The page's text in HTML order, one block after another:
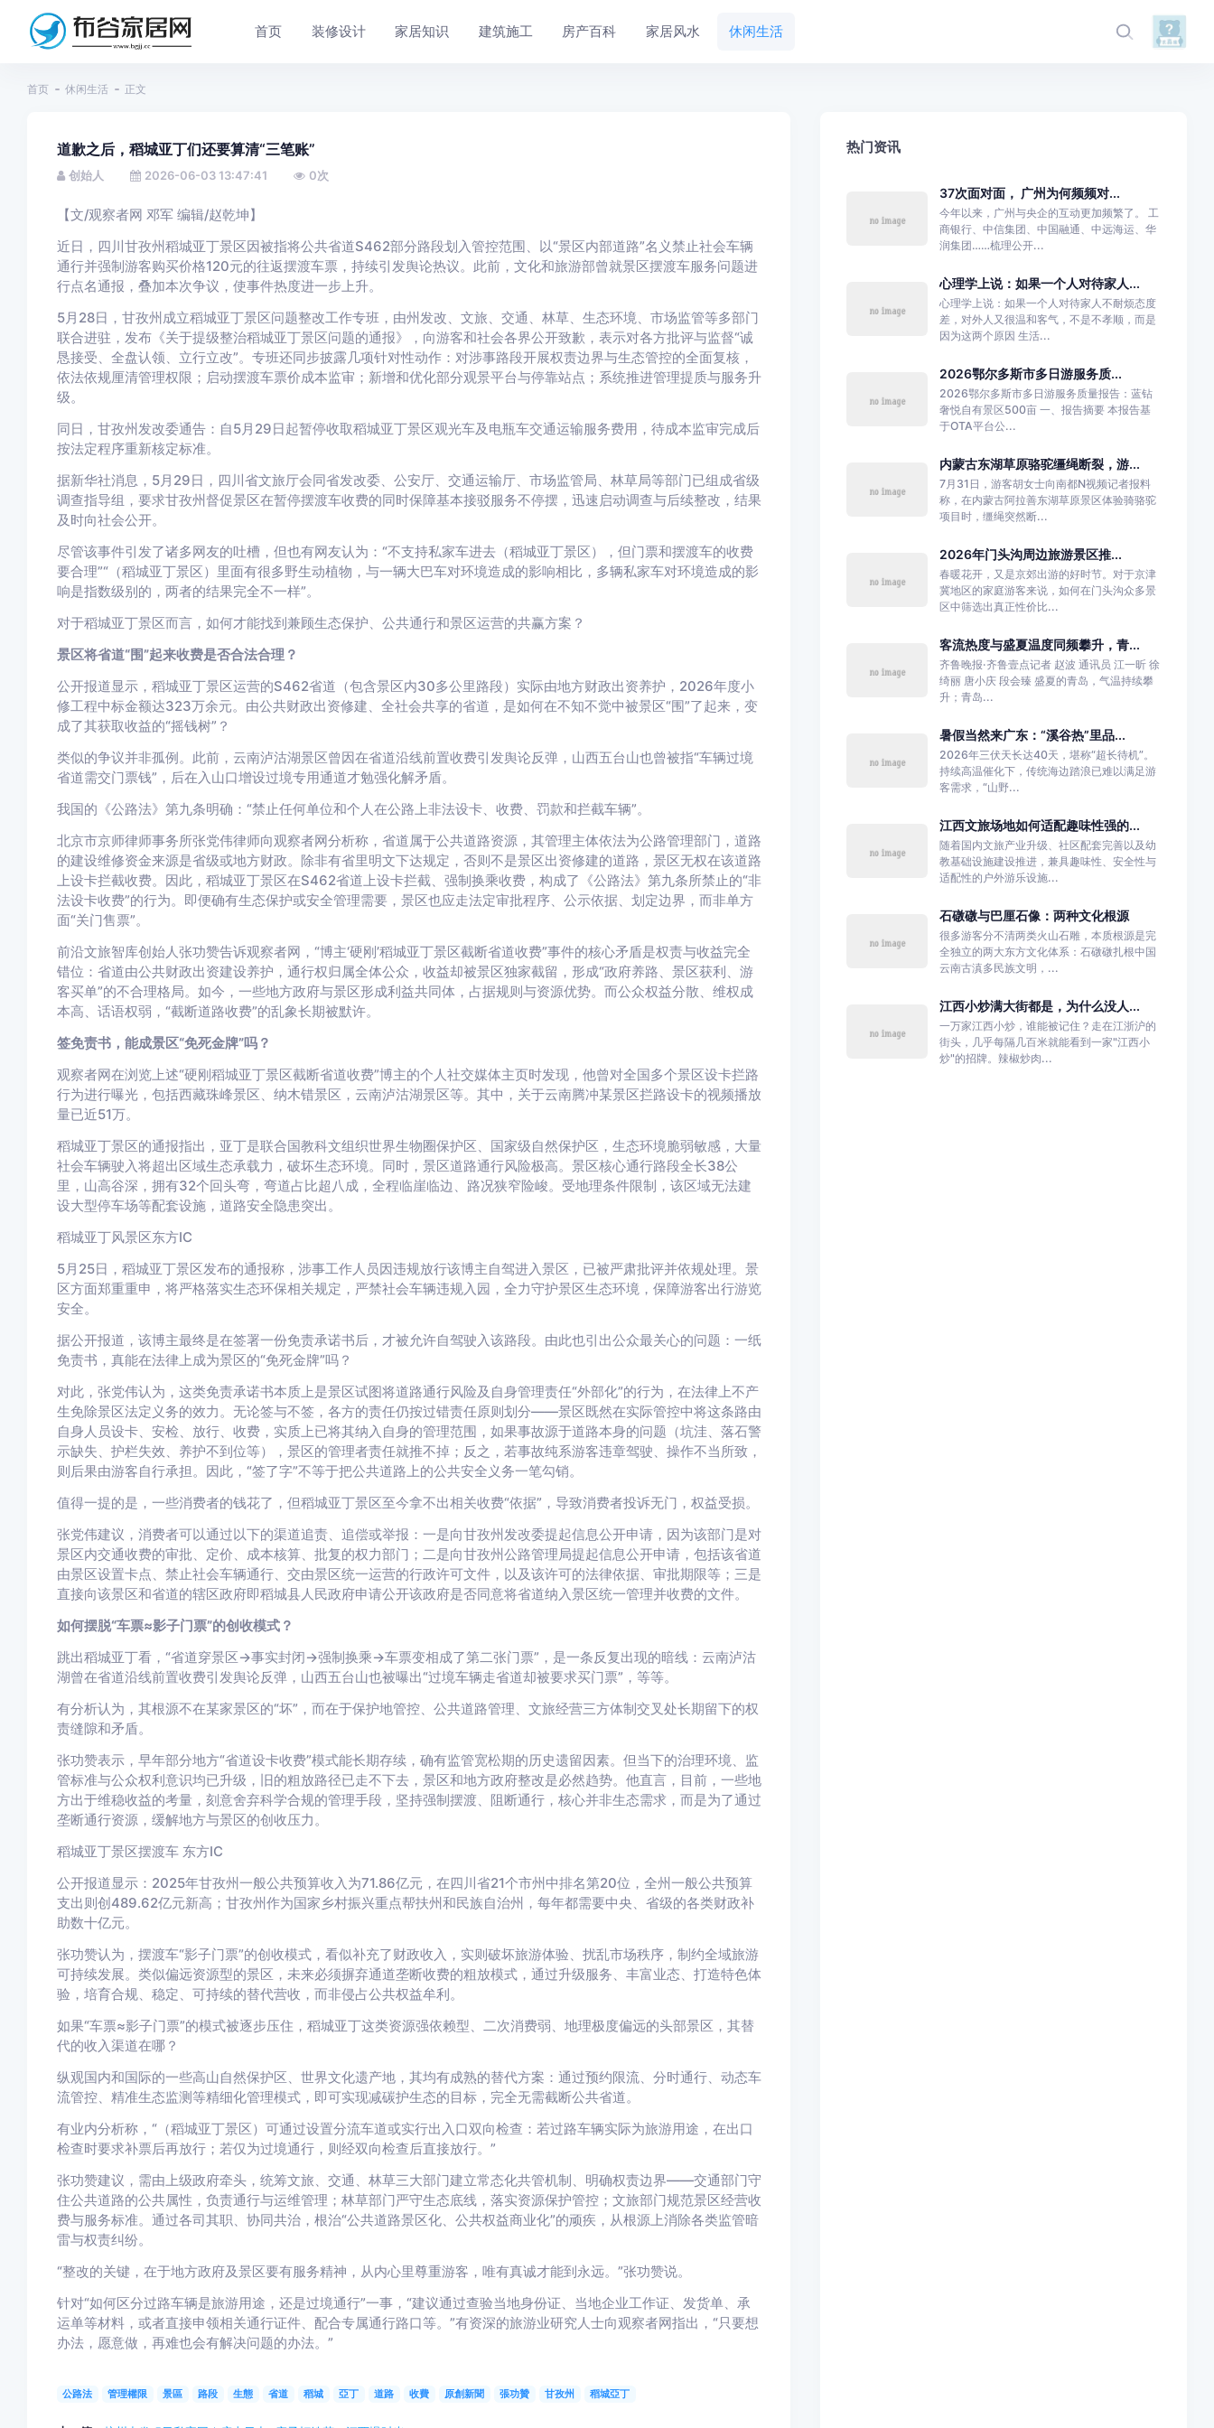
首页 装修设计 家居知识 建筑施工 房产百科 家居风水 休闲生活
首页 休闲生活 正文
道歉之后，稻城亚丁们还要算清“三笔账”
创始人 2026-06-03 13:47:41 0次
【文/观察者网 邓军 编辑/赵乾坤】
近日，四川甘孜州稻城亚丁景区因被指将公共省道S462部分路段划入管控范围、以“景区内部道路”名义禁止社会车辆
通行并强制游客购买价格120元的往返摆渡车票，持续引发舆论热议。此前，文化和旅游部曾就景区摆渡车服务问题进
行点名通报，叠加本次争议，使事件热度进一步上升。
5月28日，甘孜州成立稻城亚丁景区问题整改工作专班，由州发改、文旅、交通、林草、生态环境、市场监管等多部门
联合进驻，发布《关于提级整治稻城亚丁景区问题的通报》，向游客和社会各界公开致歉，表示对各方批评与监督“诚
恳接受、全盘认领、立行立改”。专班还同步披露几项针对性动作：对涉事路段开展权责边界与生态管控的全面复核，
依法依规厘清管理权限；启动摆渡车票价成本监审；新增和优化部分观景平台与停靠站点；系统推进管理提质与服务升
级。
同日，甘孜州发改委通告：自5月29日起暂停收取稻城亚丁景区观光车及电瓶车交通运输服务费用，待成本监审完成后
按法定程序重新核定标准。
据新华社消息，5月29日，四川省文旅厅会同省发改委、公安厅、交通运输厅、市场监管局、林草局等部门已组成省级
调查指导组，要求甘孜州督促景区在暂停摆渡车收费的同时保障基本接驳服务不停摆，迅速启动调查与后续整改，结果
及时向社会公开。
尽管该事件引发了诸多网友的吐槽，但也有网友认为：“不支持私家车进去（稻城亚丁景区），但门票和摆渡车的收费
要合理”“（稻城亚丁景区）里面有很多野生动植物，与一辆大巴车对环境造成的影响相比，多辆私家车对环境造成的影
响是指数级别的，两者的结果完全不一样”。
对于稻城亚丁景区而言，如何才能找到兼顾生态保护、公共通行和景区运营的共赢方案？
景区将省道“围”起来收费是否合法合理？
公开报道显示，稻城亚丁景区运营的S462省道（包含景区内30多公里路段）实际由地方财政出资养护，2026年度小
修工程中标金额达323万余元。由公共财政出资修建、全社会共享的省道，是如何在不知不觉中被景区“围”了起来，变
成了其获取收益的“摇钱树”？
类似的争议并非孤例。此前，云南泸沽湖景区曾因在省道沿线前置收费引发舆论反弹，山西五台山也曾被指“车辆过境
省道需交门票钱”，后在入山口增设过境专用通道才勉强化解矛盾。
我国的《公路法》第九条明确：“禁止任何单位和个人在公路上非法设卡、收费、罚款和拦截车辆”。
北京市京师律师事务所张党伟律师向观察者网分析称，省道属于公共道路资源，其管理主体依法为公路管理部门，道路
的建设维修资金来源是省级或地方财政。除非有省里明文下达规定，否则不是景区出资修建的道路，景区无权在该道路
上设卡拦截收费。因此，稻城亚丁景区在S462省道上设卡拦截、强制换乘收费，构成了《公路法》第九条所禁止的“非
法设卡收费”的行为。即便确有生态保护或安全管理需要，景区也应走法定审批程序、公示依据、划定边界，而非单方
面“关门售票”。
前沿文旅智库创始人张功赞告诉观察者网，“博主‘硬刚’稻城亚丁景区截断省道收费”事件的核心矛盾是权责与收益完全
错位：省道由公共财政出资建设养护，通行权归属全体公众，收益却被景区独家截留，形成“政府养路、景区获利、游
客买单”的不合理格局。如今，一些地方政府与景区形成利益共同体，占据规则与资源优势。而公众权益分散、维权成
本高、话语权弱，“截断道路收费”的乱象长期被默许。
签免责书，能成景区“免死金牌”吗？
观察者网在浏览上述“硬刚稻城亚丁景区截断省道收费”博主的个人社交媒体主页时发现，他曾对全国多个景区设卡拦路
行为进行曝光，包括西藏珠峰景区、纳木错景区，云南泸沽湖景区等。其中，关于云南腾冲某景区拦路设卡的视频播放
量已近51万。
稻城亚丁景区的通报指出，亚丁是联合国教科文组织世界生物圈保护区、国家级自然保护区，生态环境脆弱敏感，大量
社会车辆驶入将超出区域生态承载力，破坏生态环境。同时，景区道路通行风险极高。景区核心通行路段全长38公
里，山高谷深，拥有32个回头弯，弯道占比超八成，全程临崖临边、路况狭窄险峻。受地理条件限制，该区域无法建
设大型停车场等配套设施，道路安全隐患突出。
稻城亚丁风景区东方IC
5月25日，稻城亚丁景区发布的通报称，涉事工作人员因违规放行该博主自驾进入景区，已被严肃批评并依规处理。景
区方面郑重重申，将严格落实生态环保相关规定，严禁社会车辆违规入园，全力守护景区生态环境，保障游客出行游览
安全。
据公开报道，该博主最终是在签署一份免责承诺书后，才被允许自驾驶入该路段。由此也引出公众最关心的问题：一纸
免责书，真能在法律上成为景区的“免死金牌”吗？
对此，张党伟认为，这类免责承诺书本质上是景区试图将道路通行风险及自身管理责任“外部化”的行为，在法律上不产
生免除景区法定义务的效力。无论签与不签，各方的责任仍按过错责任原则划分——景区既然在实际管控中将这条路由
自身人员设卡、安检、放行、收费，实质上已将其纳入自身的管理范围，如果事故源于道路本身的问题（坑洼、落石警
示缺失、护栏失效、养护不到位等），景区的管理者责任就推不掉；反之，若事故纯系游客违章驾驶、操作不当所致，
则后果由游客自行承担。因此，“签了字”不等于把公共道路上的公共安全义务一笔勾销。
值得一提的是，一些消费者的钱花了，但稻城亚丁景区至今拿不出相关收费“依据”，导致消费者投诉无门，权益受损。
张党伟建议，消费者可以通过以下的渠道追责、追偿或举报：一是向甘孜州发改委提起信息公开申请，因为该部门是对
景区内交通收费的审批、定价、成本核算、批复的权力部门；二是向甘孜州公路管理局提起信息公开申请，包括该省道
由景区设置卡点、禁止社会车辆通行、交由景区统一运营的行政许可文件，以及该许可的法律依据、审批期限等；三是
直接向该景区和省道的辖区政府即稻城县人民政府申请公开该政府是否同意将省道纳入景区统一管理并收费的文件。
如何摆脱“车票≈影子门票”的创收模式？
跳出稻城亚丁看，“省道穿景区→事实封闭→强制换乘→车票变相成了第二张门票”，是一条反复出现的暗线：云南泸沽
湖曾在省道沿线前置收费引发舆论反弹，山西五台山也被曝出“过境车辆走省道却被要求买门票”，等等。
有分析认为，其根源不在某家景区的“坏”，而在于保护地管控、公共道路管理、文旅经营三方体制交叉处长期留下的权
责缝隙和矛盾。
张功赞表示，早年部分地方“省道设卡收费”模式能长期存续，确有监管宽松期的历史遗留因素。但当下的治理环境、监
管标准与公众权利意识均已升级，旧的粗放路径已走不下去，景区和地方政府整改是必然趋势。他直言，目前，一些地
方出于维稳收益的考量，刻意舍弃科学合规的管理手段，坚持强制摆渡、阻断通行，核心并非生态需求，而是为了通过
垄断通行资源，缓解地方与景区的创收压力。
稻城亚丁景区摆渡车 东方IC
公开报道显示：2025年甘孜州一般公共预算收入为71.86亿元，在四川省21个市州中排名第20位，全州一般公共预算
支出则创489.62亿元新高；甘孜州作为国家乡村振兴重点帮扶州和民族自治州，每年都需要中央、省级的各类财政补
助数十亿元。
张功赞认为，摆渡车“影子门票”的创收模式，看似补充了财政收入，实则破坏旅游体验、扰乱市场秩序，制约全域旅游
可持续发展。类似偏远资源型的景区，未来必须摒弃通道垄断收费的粗放模式，通过升级服务、丰富业态、打造特色体
验，培育合规、稳定、可持续的替代营收，而非侵占公共权益牟利。
如果“车票≈影子门票”的模式被逐步压住，稻城亚丁这类资源强依赖型、二次消费弱、地理极度偏远的头部景区，其替
代的收入渠道在哪？
纵观国内和国际的一些高山自然保护区、世界文化遗产地，其均有成熟的替代方案：通过预约限流、分时通行、动态车
流管控、精准生态监测等精细化管理模式，即可实现减碳护生态的目标，完全无需截断公共省道。
有业内分析称，“（稻城亚丁景区）可通过设置分流车道或实行出入口双向检查：若过路车辆实际为旅游用途，在出口
检查时要求补票后再放行；若仅为过境通行，则经双向检查后直接放行。”
张功赞建议，需由上级政府牵头，统筹文旅、交通、林草三大部门建立常态化共管机制、明确权责边界——交通部门守
住公共道路的公共属性，负责通行与运维管理；林草部门严守生态底线，落实资源保护管控；文旅部门规范景区经营收
费与服务标准。通过各司其职、协同共治，根治“公共道路景区化、公共权益商业化”的顽疾，从根源上消除各类监管暗
雷与权责纠纷。
“整改的关键，在于地方政府及景区要有服务精神，从内心里尊重游客，唯有真诚才能到永远。”张功赞说。
针对“如何区分过路车辆是旅游用途，还是过境通行”一事，“建议通过查验当地身份证、当地企业工作证、发货单、承
运单等材料，或者直接申领相关通行证件、配合专属通行路口等。”有资深的旅游业研究人士向观察者网指出，“只要想
办法，愿意做，再难也会有解决问题的办法。”
公路法 管理權限 景區 路段 生態 省道 稻城 亞丁 道路 收費 原創新聞 張功贊 甘孜州 稻城亞丁
热门资讯
37次面对面， 广州为何频频对...
今年以来，广州与央企的互动更加频繁了。 工
商银行、中信集团、中国融通、中远海运、华
润集团……梳理公开...
心理学上说：如果一个人对待家人...
心理学上说：如果一个人对待家人不耐烦态度
差，对外人又很温和客气，不是不孝顺，而是
因为这两个原因 生活...
2026鄂尔多斯市多日游服务质...
2026鄂尔多斯市多日游服务质量报告：蓝钻
奢悦自有景区500亩 一、报告摘要 本报告基
于OTA平台公...
内蒙古东湖草原骆驼缰绳断裂，游...
7月31日，游客胡女士向南都N视频记者报料
称，在内蒙古阿拉善东湖草原景区体验骑骆驼
项目时，缰绳突然断...
2026年门头沟周边旅游景区推...
春暖花开，又是京郊出游的好时节。对于京津
冀地区的家庭游客来说，如何在门头沟众多景
区中筛选出真正性价比...
客流热度与盛夏温度同频攀升，青...
齐鲁晚报·齐鲁壹点记者 赵波 通讯员 江一昕 徐
绮丽 唐小庆 段会臻 盛夏的青岛，气温持续攀
升；青岛...
暑假当然来广东：“溪谷热”里品...
2026年三伏天长达40天，堪称“超长待机”。
持续高温催化下，传统海边踏浪已难以满足游
客需求，“山野...
江西文旅场地如何适配趣味性强的...
随着国内文旅产业升级、社区配套完善以及幼
教基础设施建设推进，兼具趣味性、安全性与
适配性的户外游乐设施...
石礅礅与巴厘石像：两种文化根源
很多游客分不清两类火山石雕，本质根源是完
全独立的两大东方文化体系：石礅礅扎根中国
云南古滇多民族文明，...
江西小炒满大街都是，为什么没人...
一万家江西小炒，谁能被记住？走在江浙沪的
街头，几乎每隔几百米就能看到一家"江西小
炒"的招牌。辣椒炒肉...